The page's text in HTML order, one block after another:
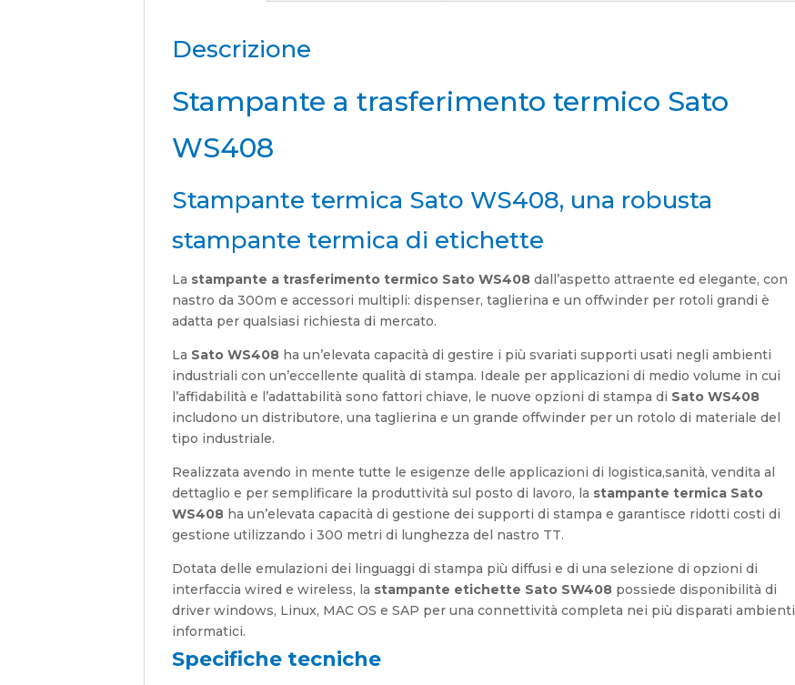
Descrizione
Stampante a trasferimento termico Sato
WS408
Stampante termica Sato WS408, una robusta
stampante termica di etichette
La stampante a trasferimento termico Sato WS408 dall’aspetto attraente ed elegante, con
nastro da 300m e accessori multipli: dispenser, taglierina e un offwinder per rotoli grandi è
adatta per qualsiasi richiesta di mercato.
La Sato WS408 ha un’elevata capacità di gestire i più svariati supporti usati negli ambienti
industriali con un’eccellente qualità di stampa. Ideale per applicazioni di medio volume in cui
l’affidabilità e l’adattabilità sono fattori chiave, le nuove opzioni di stampa di Sato WS408
includono un distributore, una taglierina e un grande offwinder per un rotolo di materiale del
tipo industriale.
Realizzata avendo in mente tutte le esigenze delle applicazioni di logistica,sanità, vendita al
dettaglio e per semplificare la produttività sul posto di lavoro, la stampante termica Sato
WS408 ha un’elevata capacità di gestione dei supporti di stampa e garantisce ridotti costi di
gestione utilizzando i 300 metri di lunghezza del nastro TT.
Dotata delle emulazioni dei linguaggi di stampa più diffusi e di una selezione di opzioni di
interfaccia wired e wireless, la stampante etichette Sato SW408 possiede disponibilità di
driver windows, Linux, MAC OS e SAP per una connettività completa nei più disparati ambienti
informatici.
Specifiche tecniche